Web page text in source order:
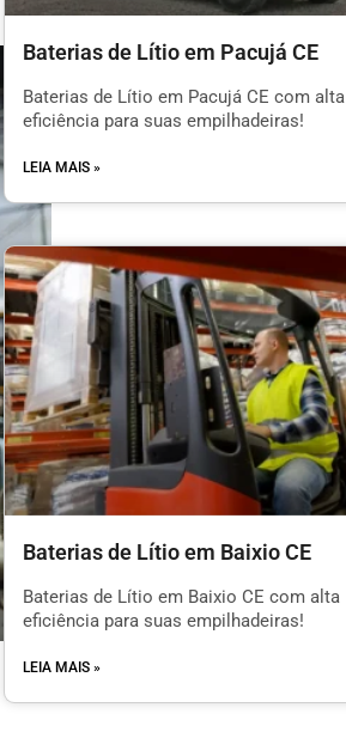
Baterias de Lítio em Pacujá CE
Baterias de Lítio em Pacujá CE com alta
eficiência para suas empilhadeiras!
LEIA MAIS »
Baterias de Lítio em Baixio CE
Baterias de Lítio em Baixio CE com alta
eficiência para suas empilhadeiras!
LEIA MAIS »